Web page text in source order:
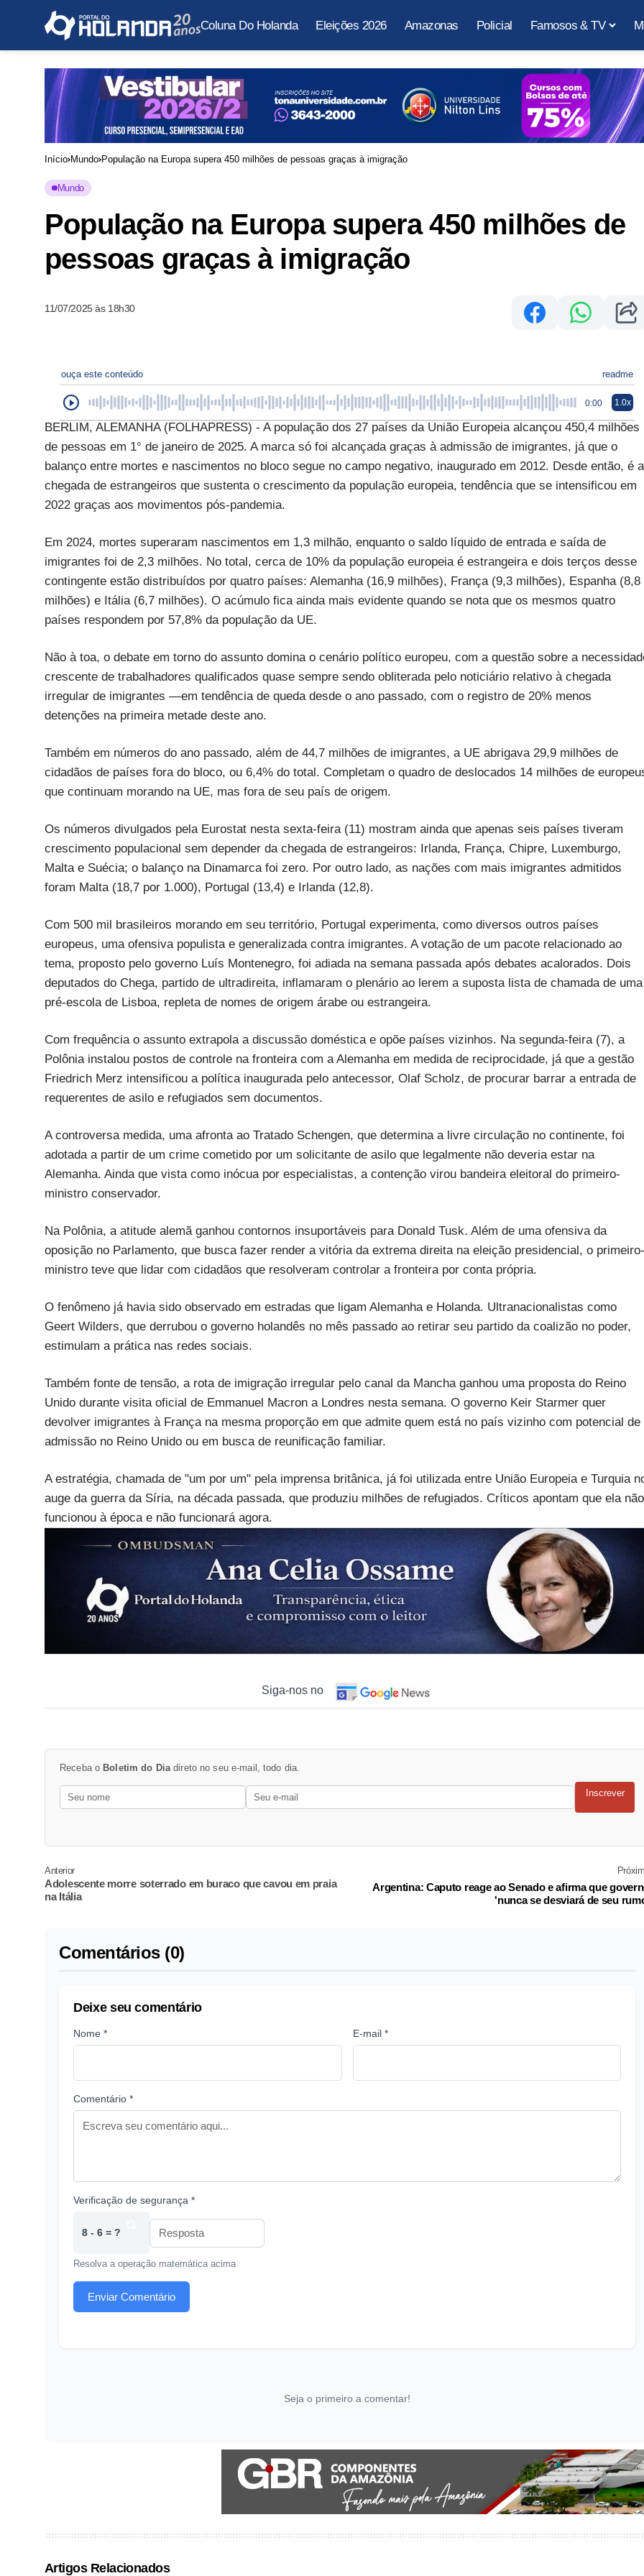
Coluna Do Holanda Eleições 2026 Amazonas Policial Famosos & TV
Início Mundo População na Europa supera 450 milhões de pessoas graças à imigração
Mundo
População na Europa supera 450 milhões de
pessoas graças à imigração
11/07/2025 às 18h30
ouça este conteúdo readme
0:00 1.0x
BERLIM, ALEMANHA (FOLHAPRESS) - A população dos 27 países da União Europeia alcançou 450,4 milhões
de pessoas em 1° de janeiro de 2025. A marca só foi alcançada graças à admissão de imigrantes, já que o
balanço entre mortes e nascimentos no bloco segue no campo negativo, inaugurado em 2012. Desde então, é a
chegada de estrangeiros que sustenta o crescimento da população europeia, tendência que se intensificou em
2022 graças aos movimentos pós-pandemia.
Em 2024, mortes superaram nascimentos em 1,3 milhão, enquanto o saldo líquido de entrada e saída de
imigrantes foi de 2,3 milhões. No total, cerca de 10% da população europeia é estrangeira e dois terços desse
contingente estão distribuídos por quatro países: Alemanha (16,9 milhões), França (9,3 milhões), Espanha (8,8
milhões) e Itália (6,7 milhões). O acúmulo fica ainda mais evidente quando se nota que os mesmos quatro
países respondem por 57,8% da população da UE.
Não à toa, o debate em torno do assunto domina o cenário político europeu, com a questão sobre a
crescente de trabalhadores qualificados quase sempre sendo obliterada pelo noticiário relativo à chegada
irregular de imigrantes —em tendência de queda desde o ano passado, com o registro de 20% menos
detenções na primeira metade deste ano.
Também em números do ano passado, além de 44,7 milhões de imigrantes, a UE abrigava 29,9 milhões de
cidadãos de países fora do bloco, ou 6,4% do total. Completam o quadro de deslocados 14 milhões de
que continuam morando na UE, mas fora de seu país de origem.
Os números divulgados pela Eurostat nesta sexta-feira (11) mostram ainda que apenas seis países tiveram
crescimento populacional sem depender da chegada de estrangeiros: Irlanda, França, Chipre, Luxemburgo,
Malta e Suécia; o balanço na Dinamarca foi zero. Por outro lado, as nações com mais imigrantes admitidos
foram Malta (18,7 por 1.000), Portugal (13,4) e Irlanda (12,8).
Com 500 mil brasileiros morando em seu território, Portugal experimenta, como diversos outros países
europeus, uma ofensiva populista e generalizada contra imigrantes. A votação de um pacote relacionado ao
tema, proposto pelo governo Luís Montenegro, foi adiada na semana passada após debates acalorados. Dois
deputados do Chega, partido de ultradireita, inflamaram o plenário ao lerem a suposta lista de chamada de uma
pré-escola de Lisboa, repleta de nomes de origem árabe ou estrangeira.
Com frequência o assunto extrapola a discussão doméstica e opõe países vizinhos. Na segunda-feira (7), a
Polônia instalou postos de controle na fronteira com a Alemanha em medida de reciprocidade, já que a gestão
Friedrich Merz intensificou a política inaugurada pelo antecessor, Olaf Scholz, de procurar barrar a entrada de
requerentes de asilo e refugiados sem documentos.
A controversa medida, uma afronta ao Tratado Schengen, que determina a livre circulação no continente, foi
adotada a partir de um crime cometido por um solicitante de asilo que legalmente não deveria estar na
Alemanha. Ainda que vista como inócua por especialistas, a contenção virou bandeira eleitoral do primeiro-
ministro conservador.
Na Polônia, a atitude alemã ganhou contornos insuportáveis para Donald Tusk. Além de uma ofensiva da
oposição no Parlamento, que busca fazer render a vitória da extrema direita na eleição presidencial, o primeiro-
ministro teve que lidar com cidadãos que resolveram controlar a fronteira por conta própria.
O fenômeno já havia sido observado em estradas que ligam Alemanha e Holanda. Ultranacionalistas como
Geert Wilders, que derrubou o governo holandês no mês passado ao retirar seu partido da coalizão no poder,
estimulam a prática nas redes sociais.
Também fonte de tensão, a rota de imigração irregular pelo canal da Mancha ganhou uma proposta do Reino
Unido durante visita oficial de Emmanuel Macron a Londres nesta semana. O governo Keir Starmer quer
devolver imigrantes à França na mesma proporção em que admite quem está no país vizinho com potencial de
admissão no Reino Unido ou em busca de reunificação familiar.
A estratégia, chamada de "um por um" pela imprensa britânica, já foi utilizada entre União Europeia e Turquia
auge da guerra da Síria, na década passada, que produziu milhões de refugiados. Críticos apontam que ela não
funcionou à época e não funcionará agora.
Siga-nos no
Receba o Boletim do Diadireto no seu e-mail, todo dia.
Inscrever
Anterior
Adolescente morre soterrado em buraco que cavou em praia
na Itália
Argentina: Caputo reage ao Senado e afirma que
'nunca se desviará de seu
Comentários (0)
Deixe seu comentário
Nome * E-mail *
Comentário *
Verificação de segurança *
8 - 6 = ?
Resolva a operação matemática acima
Enviar Comentário
Seja o primeiro a comentar!
Artigos Relacionados